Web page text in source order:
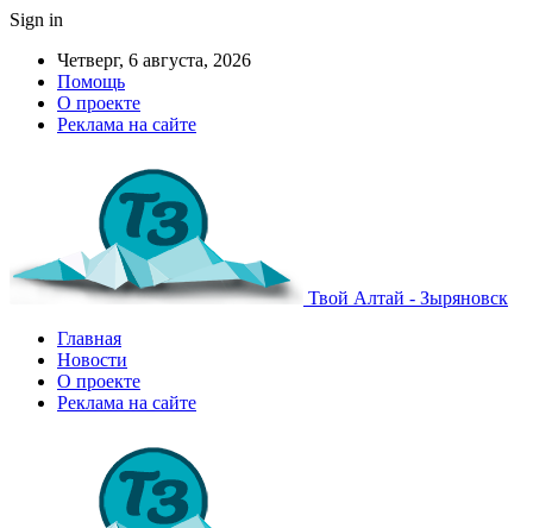
Sign in
Четверг, 6 августа, 2026
Помощь
О проекте
Реклама на сайте
Твой Алтай - Зыряновск
Главная
Новости
О проекте
Реклама на сайте